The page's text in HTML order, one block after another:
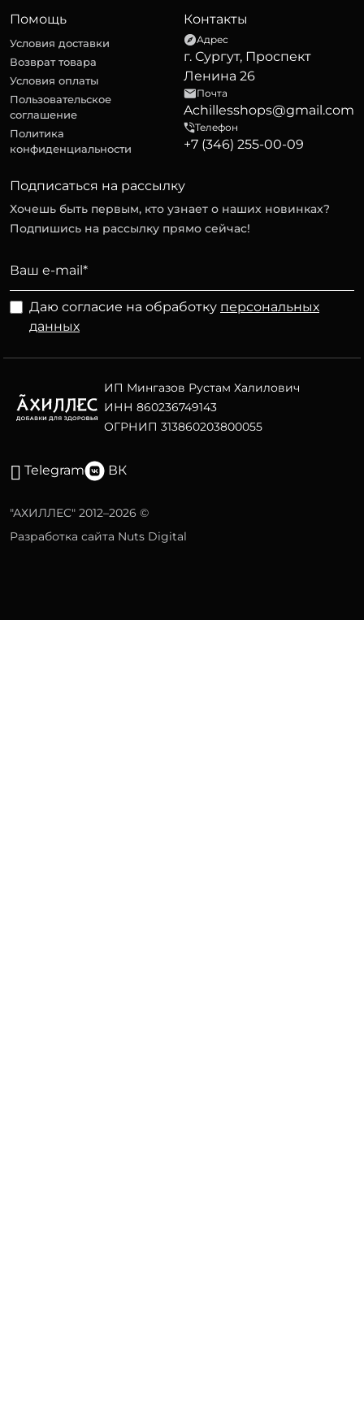
Помощь
Условия доставки
Возврат товара
Условия оплаты
Пользовательское
соглашение
Политика
конфиденциальности
Контакты
Адрес
г. Сургут, Проспект
Ленина 26
Почта
Achillesshops@gmail.com
Телефон
+7 (346) 255-00-09
Подписаться на рассылку
Хочешь быть первым, кто узнает о наших новинках?
Подпишись на рассылку прямо сейчас!
Даю согласие на обработку персональных
данных
ИП Мингазов Рустам Халилович
ИНН 860236749143
ОГРНИП 313860203800055
Telegram ВК
"АХИЛЛЕС" 2012–2026 ©
Разработка сайта Nuts Digital